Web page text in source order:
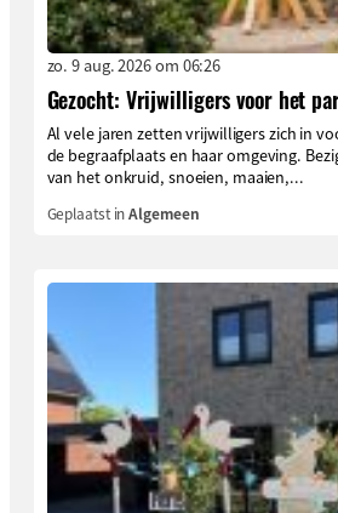
zo. 9 aug. 2026 om 06:26
Gezocht: Vrijwilligers voor het
Al vele jaren zetten vrijwilligers zich in
de begraafplaats en haar omgeving.
van het onkruid, snoeien, maaien,...
Geplaatst inAlgemeen